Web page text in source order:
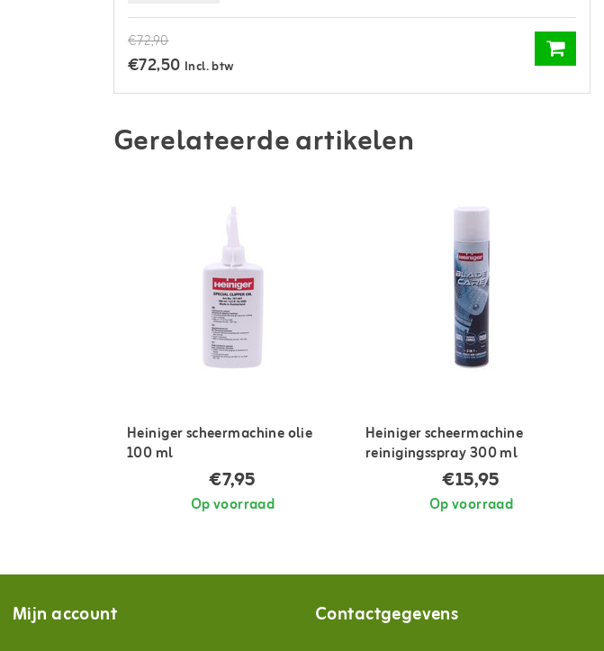
€72,90
€72,50 Incl. btw
Gerelateerde artikelen
Heiniger scheermachine olie
100 ml
€7,95
Op voorraad
Heiniger scheermachine
reinigingsspray 300 ml
€15,95
Op voorraad
Mijn account Contactgegevens